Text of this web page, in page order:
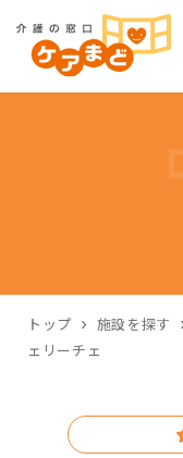
トップ 施設を探す
ェリーチェ